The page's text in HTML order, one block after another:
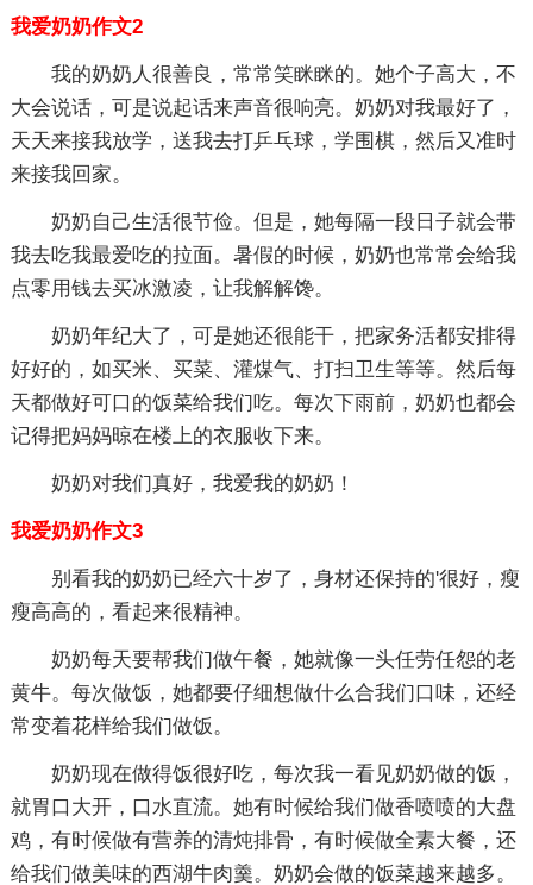
我爱奶奶作文2
我的奶奶人很善良，常常笑眯眯的。她个子高大，不
大会说话，可是说起话来声音很响亮。奶奶对我最好了，
天天来接我放学，送我去打乒乓球，学围棋，然后又准时
来接我回家。
奶奶自己生活很节俭。但是，她每隔一段日子就会带
我去吃我最爱吃的拉面。暑假的时候，奶奶也常常会给我
点零用钱去买冰激凌，让我解解馋。
奶奶年纪大了，可是她还很能干，把家务活都安排得
好好的，如买米、买菜、灌煤气、打扫卫生等等。然后每
天都做好可口的饭菜给我们吃。每次下雨前，奶奶也都会
记得把妈妈晾在楼上的衣服收下来。
奶奶对我们真好，我爱我的奶奶！
我爱奶奶作文3
别看我的奶奶已经六十岁了，身材还保持的'很好，瘦
瘦高高的，看起来很精神。
奶奶每天要帮我们做午餐，她就像一头任劳任怨的老
黄牛。每次做饭，她都要仔细想做什么合我们口味，还经
常变着花样给我们做饭。
奶奶现在做得饭很好吃，每次我一看见奶奶做的饭，
就胃口大开，口水直流。她有时候给我们做香喷喷的大盘
鸡，有时候做有营养的清炖排骨，有时候做全素大餐，还
给我们做美味的西湖牛肉羹。奶奶会做的饭菜越来越多。